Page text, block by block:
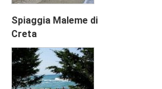
Spiaggia Maleme di
Creta